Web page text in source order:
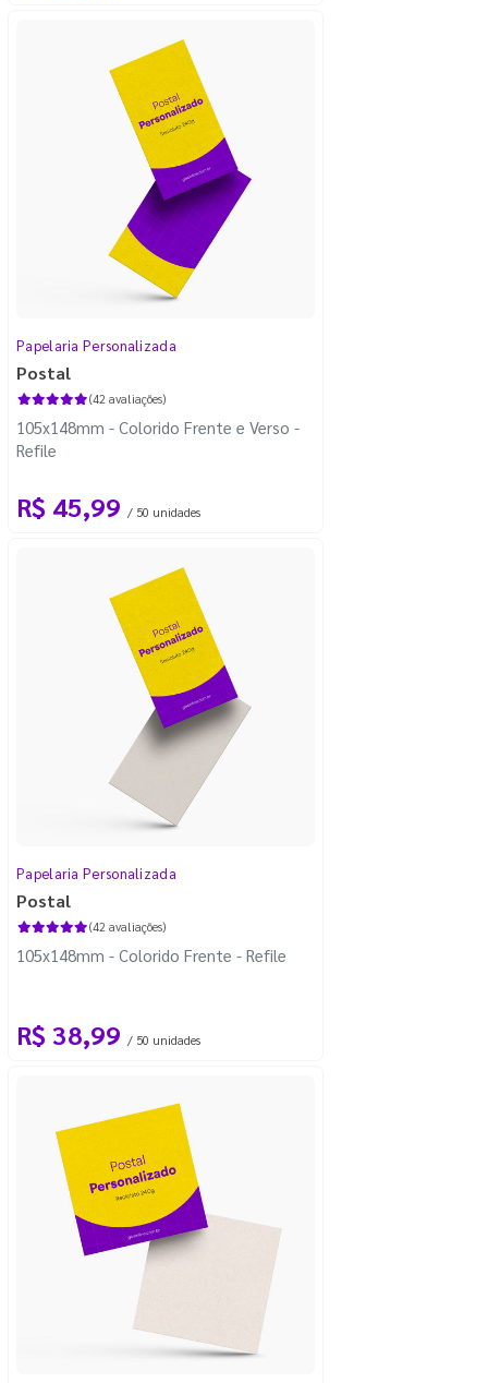
Papelaria Personalizada
Postal
(42 avaliações)
105x148mm - Colorido Frente e Verso -
Refile
R$ 45,99 / 50 unidades
Papelaria Personalizada
Postal
(42 avaliações)
105x148mm - Colorido Frente - Refile
R$ 38,99 / 50 unidades